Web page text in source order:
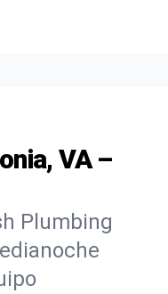
VA –
Plumbing